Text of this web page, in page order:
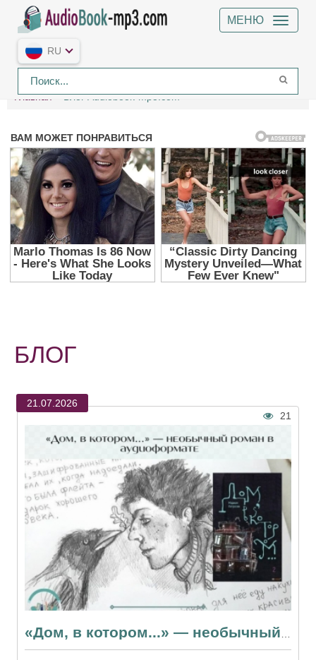
МЕНЮ
RU
Главная Блог Audiobook-mp3.com
БЛОГ
21.07.2026
21
«Дом, в котором...» — необычный роман в аудиоформате